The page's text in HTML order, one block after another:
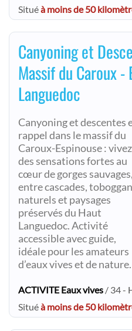
Situéà moins de 50
Canyoning et
Massif du Caroux -
Languedoc
Canyoning et descentes
rappel dans le massif du
Caroux-Espinouse : vivez
des sensations fortes au
cœur de gorges sauvages,
entre cascades,
naturels et paysages
préservés du Haut
Languedoc. Activité
accessible avec guide,
idéale pour les amateurs
d’eaux vives et de nature.
ACTIVITE Eaux vives / 34 -
Situéà moins de 50